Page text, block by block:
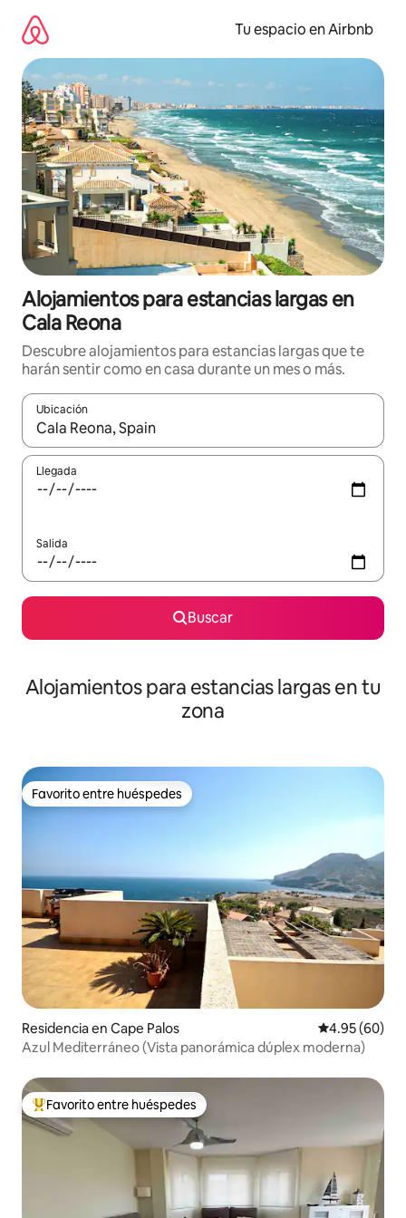
contenido
Tu espacio en Airbnb
Alojamientos para estancias largas en
Cala Reona
Descubre alojamientos para estancias largas que te
harán sentir como en casa durante un mes o más.
Ubicación
Cuando los resultados estén disponibles, podrás navegar
Llegada
Salida
Buscar
Alojamientos para estancias largas en tu
zona
Favorito entre huéspedes
Favorito entre huéspedes
Residencia en Cape Palos Calificación
4.95 (60)
Azul Mediterráneo (Vista panorámica dúplex moderna)
De los mejores en Favorito entre huéspedes
Favorito entre huéspedes